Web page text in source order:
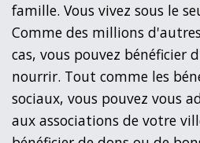
famille. Vous vivez sous le
Comme des millions
cas, vous pouvez bénéficier
nourrir. Tout comme les
sociaux, vous pouvez vous
aux associations de votre